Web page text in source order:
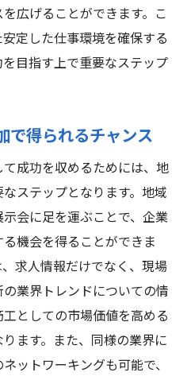
広げることができます。こ
定した仕事環境を確保する
目指す上で重要なステップ
で得られるチャンス
成功を収めるためには、地
ステップとなります。地域
会に足を運ぶことで、企業
機会を得ることができま
求人情報だけでなく、現場
業界トレンドについての情
としての市場価値を高める
ます。また、同様の業界に
ットワーキングも可能で、